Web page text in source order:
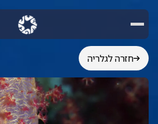
חזרה לגלריה